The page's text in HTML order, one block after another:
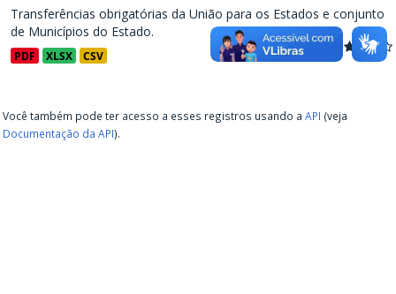
Transferências obrigatórias da União para os Estados e conjunto
de Municípios do Estado.
PDF XLSX CSV
Você também pode ter acesso a esses registros usando a API (veja
Documentação da API).